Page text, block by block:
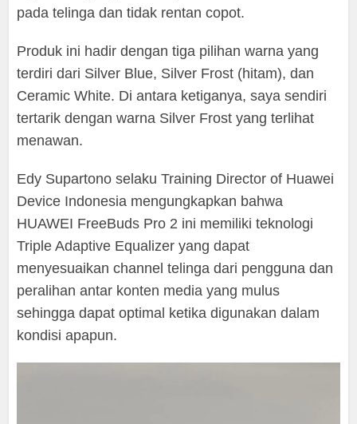
pada telinga dan tidak rentan copot.
Produk ini hadir dengan tiga pilihan warna yang
terdiri dari Silver Blue, Silver Frost (hitam), dan
Ceramic White. Di antara ketiganya, saya sendiri
tertarik dengan warna Silver Frost yang terlihat
menawan.
Edy Supartono selaku Training Director of Huawei
Device Indonesia mengungkapkan bahwa
HUAWEI FreeBuds Pro 2 ini memiliki teknologi
Triple Adaptive Equalizer yang dapat
menyesuaikan channel telinga dari pengguna dan
peralihan antar konten media yang mulus
sehingga dapat optimal ketika digunakan dalam
kondisi apapun.